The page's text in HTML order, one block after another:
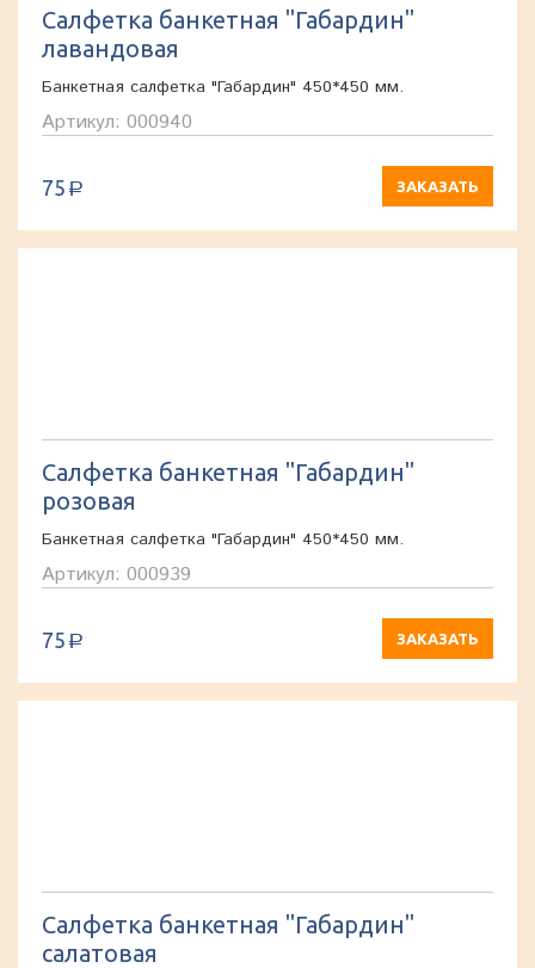
Салфетка банкетная "Габардин"
лавандовая
Банкетная салфетка "Габардин" 450*450 мм.
Артикул: 000940
75 a ЗАКАЗАТЬ
Салфетка банкетная "Габардин"
розовая
Банкетная салфетка "Габардин" 450*450 мм.
Артикул: 000939
75 a ЗАКАЗАТЬ
Салфетка банкетная "Габардин"
салатовая